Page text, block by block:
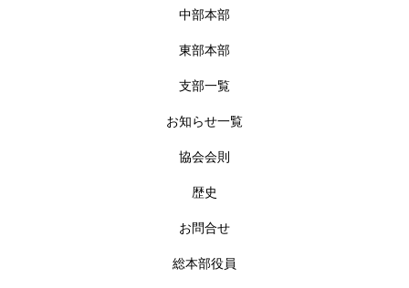
中部本部
東部本部
支部一覧
お知らせ一覧
協会会則
歴史
お問合せ
総本部役員